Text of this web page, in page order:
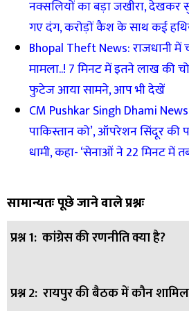
नक्सलियों का बड़ा जखीरा, देखकर
गए दंग, करोड़ों कैश के साथ कई
Bhopal Theft News: राजधानी
मामला..! 7 मिनट में इतने लाख की
फुटेज आया सामने, आप भी देखें
CM Pushkar Singh Dhami
पाकिस्तान को’, ऑपरेशन सिंदूर की
धामी, कहा- ‘सेनाओं ने 22 मिनट में
सामान्यतः पूछे जाने वाले प्रश्नः
प्रश्न 1: कांग्रेस की रणनीति क्या है?
उत्तर: कांग्रेस आदिवासी सलाहकार
प्रश्न 2: रायपुर की बैठक में कौन शामिल